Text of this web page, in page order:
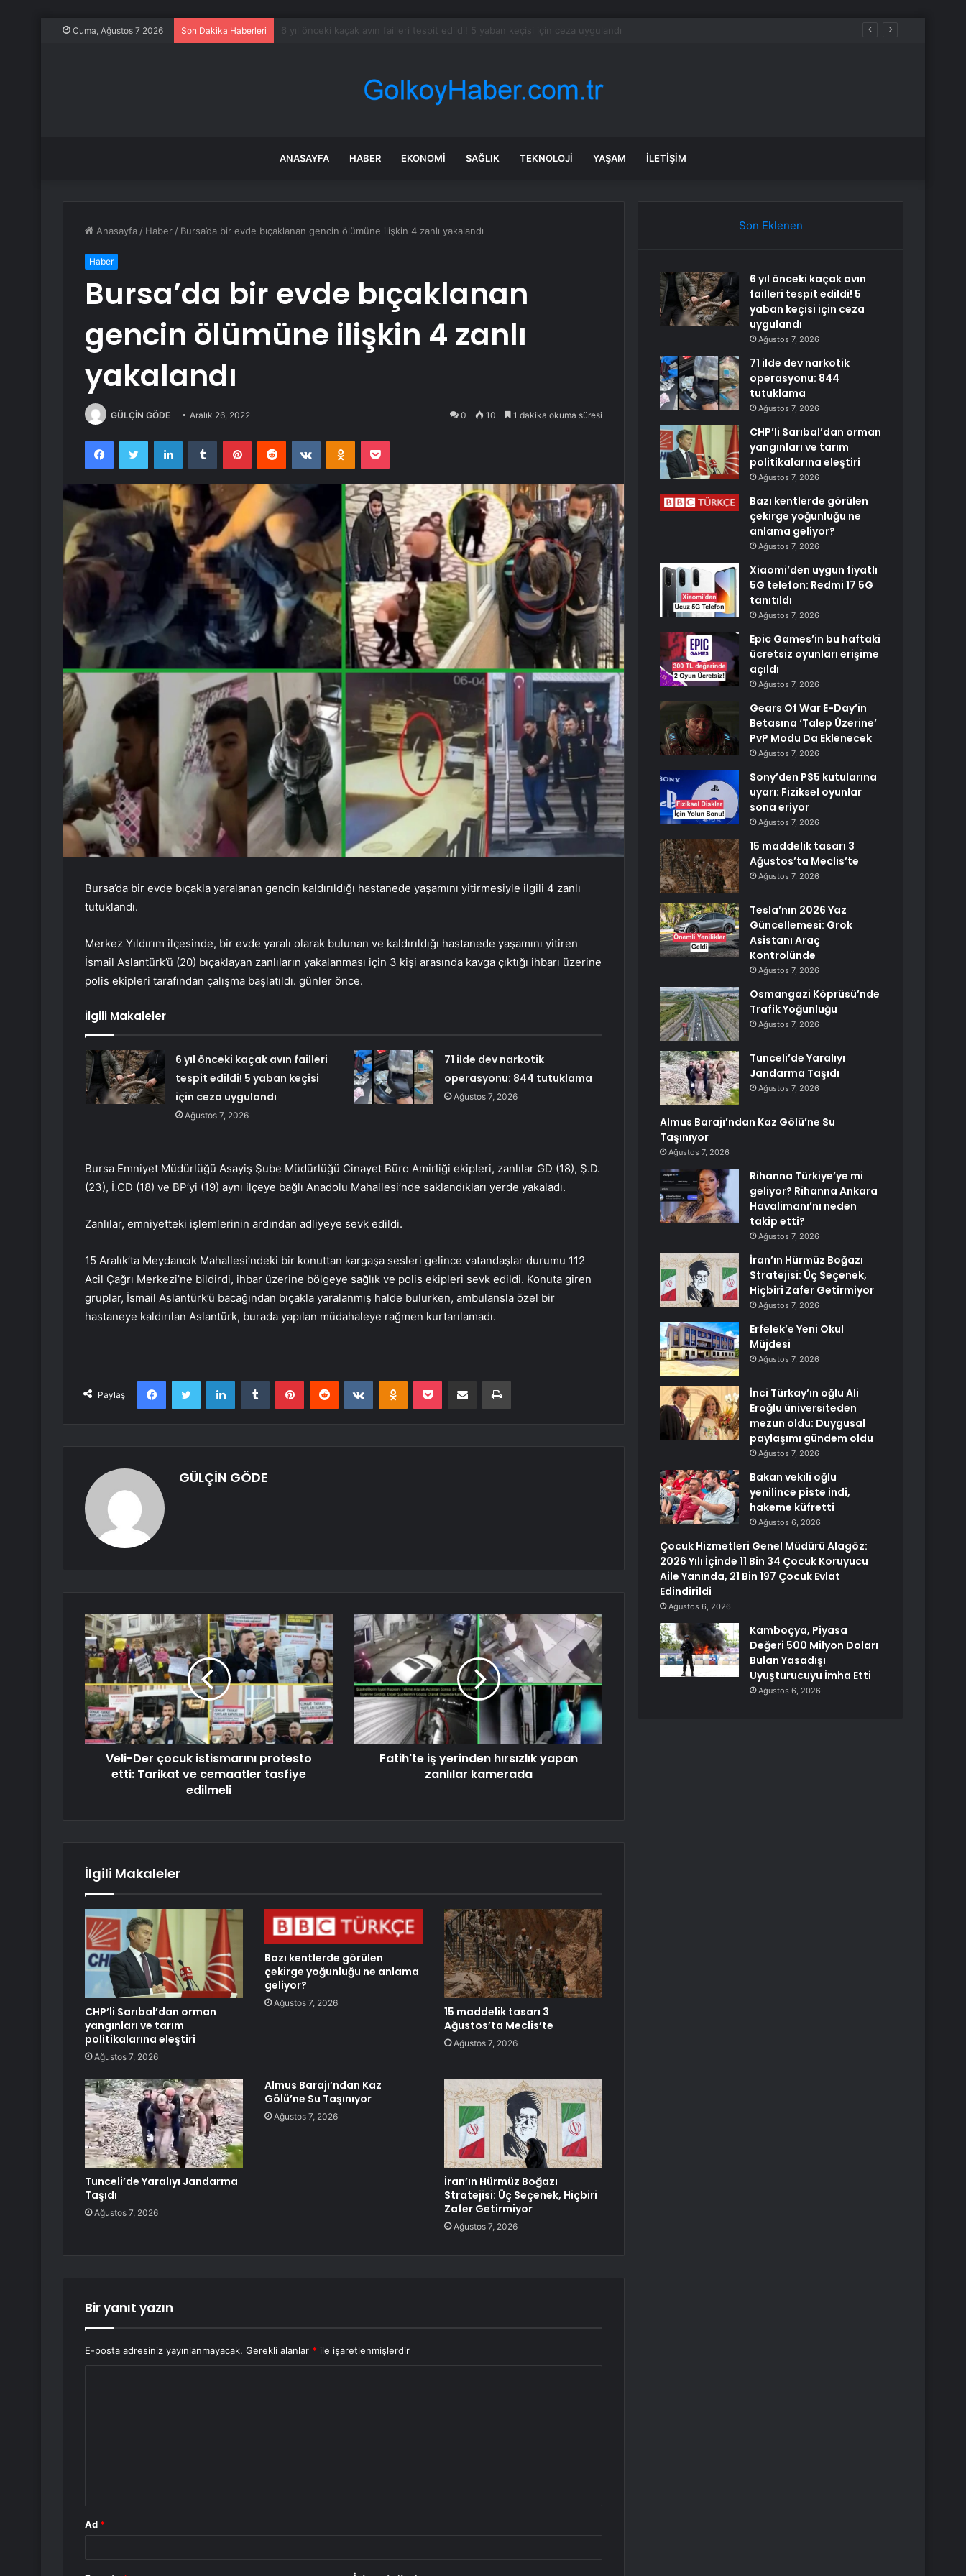
Cuma, Ağustos 7 2026 Son Dakika Haberleri 71 ilde dev narkotik operasyonu: 844 tutuklama
ANASAYFA HABER EKONOMI SAĞLIK TEKNOLOJI YAŞAM İLETIŞIM
Anasayfa / Haber / Bursa’da bir evde bıçaklanan gencin ölümüne ilişkin 4 zanlı yakalandı
Haber
Bursa’da bir evde bıçaklanan
gencin ölümüne ilişkin 4 zanlı
yakalandı
GÜLÇİN GÖDE Aralık 26, 2022 0 10 1 dakika okuma süresi
FacebookTwitter LinkedInTumblr PinterestReddit VKontakteOdnoklassniki
Pocket
Bursa’da bir evde bıçakla yaralanan gencin kaldırıldığı hastanede yaşamını yitirmesiyle ilgili 4 zanlı
tutuklandı.
Merkez Yıldırım ilçesinde, bir evde yaralı olarak bulunan ve kaldırıldığı hastanede yaşamını yitiren
İsmail Aslantürk’ü (20) bıçaklayan zanlıların yakalanması için 3 kişi arasında kavga çıktığı ihbarı üzerine
polis ekipleri tarafından çalışma başlatıldı. günler önce.
İlgili Makaleler
6 yıl önceki kaçak avın failleri
tespit edildi! 5 yaban keçisi
için ceza uygulandı
Ağustos 7, 2026
71 ilde dev narkotik
operasyonu: 844 tutuklama
Ağustos 7, 2026
Bursa Emniyet Müdürlüğü Asayiş Şube Müdürlüğü Cinayet Büro Amirliği ekipleri, zanlılar GD (18), Ş.D.
(23), İ.CD (18) ve BP’yi (19) aynı ilçeye bağlı Anadolu Mahallesi’nde saklandıkları yerde yakaladı.
Zanlılar, emniyetteki işlemlerinin ardından adliyeye sevk edildi.
15 Aralık’ta Meydancık Mahallesi’ndeki bir konuttan kargaşa sesleri gelince vatandaşlar durumu 112
Acil Çağrı Merkezi’ne bildirdi, ihbar üzerine bölgeye sağlık ve polis ekipleri sevk edildi. Konuta giren
gruplar, İsmail Aslantürk’ü bacağından bıçakla yaralanmış halde bulurken, ambulansla özel bir
hastaneye kaldırılan Aslantürk, burada yapılan müdahaleye rağmen kurtarılamadı.
Paylaş
FacebookTwitter LinkedInTumblr PinterestReddit VKontakteOdnoklassniki
Pocket E-Posta ile paylaş Yazdır
GÜLÇİN GÖDE
Veli-Der çocuk istismarını protesto
etti: Tarikat ve cemaatler tasfiye
edilmeli
Fatih'te iş yerinden hırsızlık yapan
zanlılar kamerada
İlgili Makaleler
CHP’li Sarıbal’dan orman
yangınları ve tarım
politikalarına eleştiri
Ağustos 7, 2026
Bazı kentlerde görülen
çekirge yoğunluğu ne anlama
geliyor?
Ağustos 7, 2026
15 maddelik tasarı 3
Ağustos’ta Meclis’te
Ağustos 7, 2026
Tunceli’de Yaralıyı Jandarma
Taşıdı
Ağustos 7, 2026
Almus Barajı’ndan Kaz
Gölü’ne Su Taşınıyor
Ağustos 7, 2026
İran’ın Hürmüz Boğazı
Stratejisi: Üç Seçenek, Hiçbiri
Zafer Getirmiyor
Ağustos 7, 2026
Bir yanıt yazın
E-posta adresiniz yayınlanmayacak. Gerekli alanlar * ile işaretlenmişlerdir
Ad *
Son Eklenen
6 yıl önceki kaçak avın
failleri tespit edildi! 5
yaban keçisi için ceza
uygulandı
Ağustos 7, 2026
71 ilde dev narkotik
operasyonu: 844
tutuklama
Ağustos 7, 2026
CHP’li Sarıbal’dan orman
yangınları ve tarım
politikalarına eleştiri
Ağustos 7, 2026
Bazı kentlerde görülen
çekirge yoğunluğu ne
anlama geliyor?
Ağustos 7, 2026
Xiaomi’den uygun fiyatlı
5G telefon: Redmi 17 5G
tanıtıldı
Ağustos 7, 2026
Epic Games’in bu haftaki
ücretsiz oyunları erişime
açıldı
Ağustos 7, 2026
Gears Of War E-Day’in
Betasına ‘Talep Üzerine’
PvP Modu Da Eklenecek
Ağustos 7, 2026
Sony’den PS5 kutularına
uyarı: Fiziksel oyunlar
sona eriyor
Ağustos 7, 2026
15 maddelik tasarı 3
Ağustos’ta Meclis’te
Ağustos 7, 2026
Tesla’nın 2026 Yaz
Güncellemesi: Grok
Asistanı Araç
Kontrolünde
Ağustos 7, 2026
Osmangazi Köprüsü’nde
Trafik Yoğunluğu
Ağustos 7, 2026
Tunceli’de Yaralıyı
Jandarma Taşıdı
Ağustos 7, 2026
Almus Barajı’ndan Kaz Gölü’ne Su
Taşınıyor
Ağustos 7, 2026
Rihanna Türkiye’ye mi
geliyor? Rihanna Ankara
Havalimanı’nı neden
takip etti?
Ağustos 7, 2026
İran’ın Hürmüz Boğazı
Stratejisi: Üç Seçenek,
Hiçbiri Zafer Getirmiyor
Ağustos 7, 2026
Erfelek’e Yeni Okul
Müjdesi
Ağustos 7, 2026
İnci Türkay’ın oğlu Ali
Eroğlu üniversiteden
mezun oldu: Duygusal
paylaşımı gündem oldu
Ağustos 7, 2026
Bakan vekili oğlu
yenilince piste indi,
hakeme küfretti
Ağustos 6, 2026
Çocuk Hizmetleri Genel Müdürü Alagöz:
2026 Yılı İçinde 11 Bin 34 Çocuk Koruyucu
Aile Yanında, 21 Bin 197 Çocuk Evlat
Edindirildi
Ağustos 6, 2026
Kamboçya, Piyasa
Değeri 500 Milyon Doları
Bulan Yasadışı
Uyuşturucuyu İmha Etti
Ağustos 6, 2026